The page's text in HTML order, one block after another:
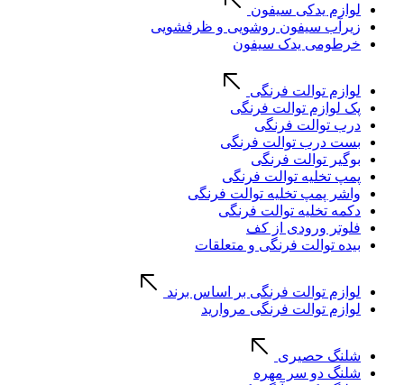
لوازم یدکی سیفون
زیرآب سیفون روشویی و ظرفشویی
خرطومی یدک سیفون
لوازم توالت فرنگی
پک لوازم توالت فرنگی
درب توالت فرنگی
بست درب توالت فرنگی
بوگیر توالت فرنگی
پمپ تخلیه توالت فرنگی
واشر پمپ تخلیه توالت فرنگی
دکمه تخلیه توالت فرنگی
فلوتر ورودی از کف
بیده توالت فرنگی و متعلقات
لوازم توالت فرنگی بر اساس برند
لوازم توالت فرنگی مروارید
شلنگ حصیری
شلنگ دو سر مهره